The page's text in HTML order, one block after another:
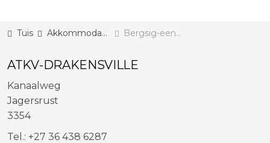
Tuis Akkommodasie Bergsig-eenhede
ATKV-DRAKENSVILLE
Kanaalweg
Jagersrust
3354
Tel.: +27 36 438 6287